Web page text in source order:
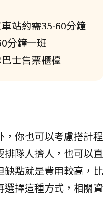
站約需35-60分鐘
分鐘一班
士售票櫃檯
你也可以考慮搭計程
隊人擠人，也可以直
缺點就是費用較高，比
選擇這種方式，相關資